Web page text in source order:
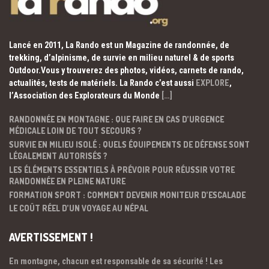
Lancé en 2011, La Rando est un Magazine de randonnée, de
trekking, d’alpinisme, de survie en milieu naturel & de sports
Outdoor.Vous y trouverez des photos, vidéos, carnets de rando,
actualités, tests de matériels. La Rando c’est aussi EXPLORE,
l’Association des Explorateurs du Monde […]
RANDONNÉE EN MONTAGNE : QUE FAIRE EN CAS D’URGENCE
MÉDICALE LOIN DE TOUT SECOURS ?
SURVIE EN MILIEU ISOLÉ : QUELS ÉQUIPEMENTS DE DÉFENSE SONT
LÉGALEMENT AUTORISÉS ?
LES ÉLÉMENTS ESSENTIELS À PRÉVOIR POUR RÉUSSIR VOTRE
RANDONNÉE EN PLEINE NATURE
FORMATION SPORT : COMMENT DEVENIR MONITEUR D’ESCALADE
LE COÛT RÉEL D’UN VOYAGE AU NÉPAL
AVERTISSEMENT !
En montagne, chacun est responsable de sa sécurité ! Les